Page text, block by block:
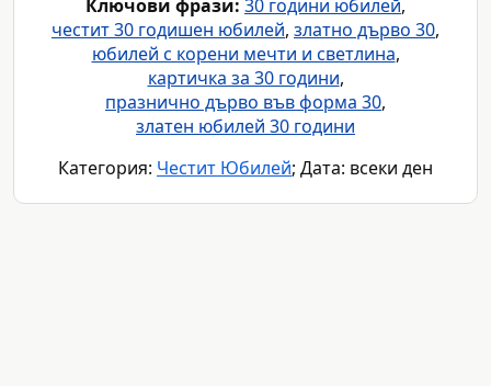
Ключови фрази: 30 години юбилей,
честит 30 годишен юбилей, златно дърво 30,
юбилей с корени мечти и светлина,
картичка за 30 години,
празнично дърво във форма 30,
златен юбилей 30 години
Категория: Честит Юбилей; Дата: всеки ден